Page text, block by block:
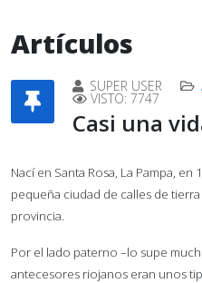
Artículos
SUPER USER
VISTO: 7747
Casi una
Nací en Santa Rosa, La Pampa,
pequeña ciudad de calles de
provincia.
Por el lado paterno –lo supe
antecesores riojanos eran unos